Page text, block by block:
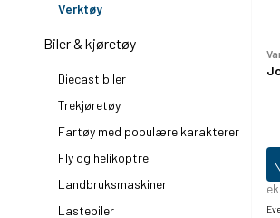
Verktøy
Biler & kjøretøy
Diecast biler
Trekjøretøy
Fartøy med populære karakterer
Fly og helikoptre
Landbruksmaskiner
Lastebiler